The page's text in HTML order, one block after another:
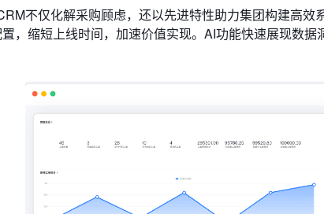
不仅化解采购顾虑，还以先进特性助力集团构建高
，缩短上线时间，加速价值实现。AI功能快速展现数据